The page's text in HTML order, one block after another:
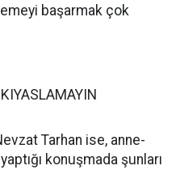
başarmak çok
Tarhan ise, anne-
konuşmada şunları